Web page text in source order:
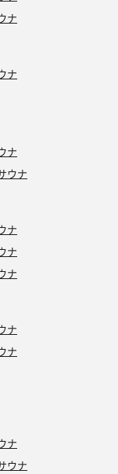
ナ
ナ
ナ
ウナ
ナ
ナ
ナ
ナ
ナ
ナ
ウナ